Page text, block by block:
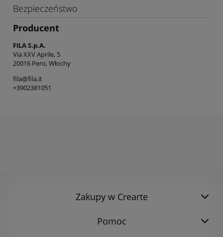
Bezpieczeństwo
Producent
FILA S.p.A.
Via XXV Aprile, 5
20016 Pero, Włochy
fila@fila.it
+3902381051
Zakupy w Crearte
Pomoc